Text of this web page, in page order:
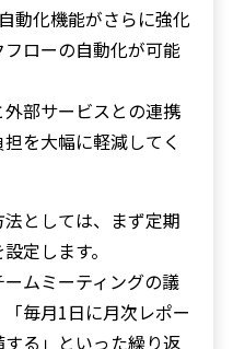
動化機能がさらに強化
ローの自動化が可能
部サービスとの連携
を大幅に軽減してく
としては、まず定期
定します。
ムミーティングの議
毎月1日に月次レポー
る」といった繰り返